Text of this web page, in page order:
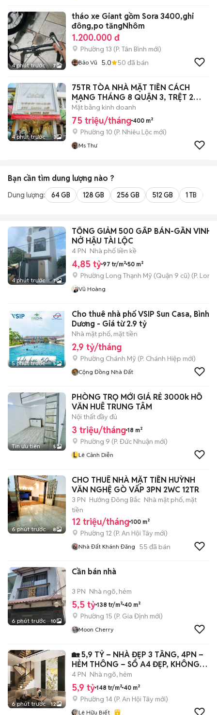
4 phút trước 7
tháo xe Giant gồm Sora 3400,ghi
đông,po tăngNhôm
1.200.000 đ
Phường 13 (P. Tân Bình mới)
Bảo Vũ 5.0 50 đã bán
4 phút trước 3
75TR TÒA NHÀ MẶT TIỀN CÁCH
MẠNG THÁNG 8 QUẬN 3, TRỆT 2
LẦU, DTSD 400M2
Mặt bằng kinh doanh
75 triệu/tháng 400 m²
Phường 10 (P. Nhiêu Lộc mới)
Ms Thư
Bạn cần tìm dung lượng nào ?
Dung lượng: 64 GB 128 GB 256 GB 512 GB 1 TB
4 phút trước 7
TỔNG GIẢM 500 GẤP BÁN-GẦN
NỞ HẬU TÀI LỘC
4 PN Nhà phố liền kề
4,85 tỷ 97 tr/m² 50 m²
Phường Long Thạnh Mỹ (Quận 9 cũ) (P.
Vũ Hoàng
5 phút trước 5
Cho thuê nhà phố VSIP Sun Casa, Bình
Dương - Giá từ 2.9 tỷ
Nhà mặt phố, mặt tiền
2,9 tỷ/tháng
Phường Chánh Mỹ (P. Chánh Hiệp mới)
Cộng Đồng Nhà Đất
Tin ưu tiên 5
PHÒNG TRỌ MỚI GIÁ RẺ 3000k HỒ
VĂN HUÊ TRUNG TÂM
Nội thất đầy đủ
3 triệu/tháng 18 m²
Phường 9 (P. Đức Nhuận mới)
L Lê Cảnh Diễn
6 phút trước 8
CHO THUÊ NHÀ MẶT TIỀN HUỲNH
VĂN NGHỆ GÒ VẤP 3PN 2WC 12TR
3 PN Hướng Đông Bắc Nhà mặt phố, mặt
tiền
12 triệu/tháng 100 m²
Phường 12 (P. An Hội Tây mới)
Nhà Đất Khánh Đăng 55 đã bán
6 phút trước 10
Cần bán nhà
3 PN Nhà ngõ, hẻm
5,5 tỷ 138 tr/m² 40 m²
Phường 15 (P. Gia Định mới)
Moon Cherry
6 phút trước 12
🏡 5,9 TỶ – NHÀ ĐẸP 3 TẦNG, 4PN –
HẺM THÔNG – SỔ A4 ĐẸP, KHÔNG
LỘ GIỚI
4 PN Nhà ngõ, hẻm
5,9 tỷ 148 tr/m² 40 m²
Phường 14 (P. An Hội Tây mới)
Lê Hữu Biết